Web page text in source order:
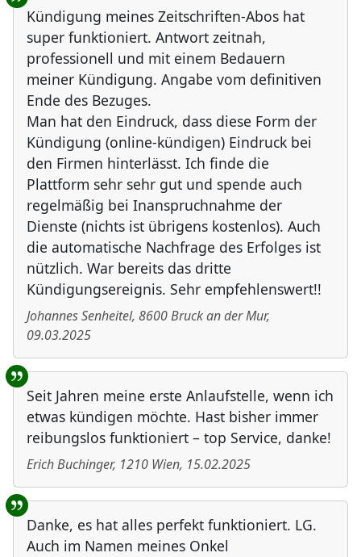
Kündigung meines Zeitschriften-Abos hat
super funktioniert. Antwort zeitnah,
professionell und mit einem Bedauern
meiner Kündigung. Angabe vom definitiven
Ende des Bezuges.
Man hat den Eindruck, dass diese Form der
Kündigung (online-kündigen) Eindruck bei
den Firmen hinterlässt. Ich finde die
Plattform sehr sehr gut und spende auch
regelmäßig bei Inanspruchnahme der
Dienste (nichts ist übrigens kostenlos). Auch
die automatische Nachfrage des Erfolges ist
nützlich. War bereits das dritte
Kündigungsereignis. Sehr empfehlenswert!!
Johannes Senheitel, 8600Bruck an der Mur,
09.03.2025
Seit Jahren meine erste Anlaufstelle, wenn ich
etwas kündigen möchte. Hast bisher immer
reibungslos funktioniert – top Service, danke!
Erich Buchinger, 1210 Wien, 15.02.2025
Danke, es hat alles perfekt funktioniert. LG.
Auch im Namen meines Onkel